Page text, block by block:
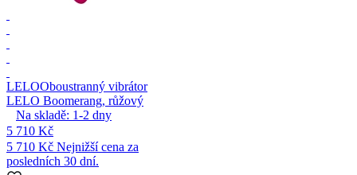
LELOOboustranný vibrátor
LELO Boomerang, růžový
Na skladě: 1-2 dny
5 710 Kč
5 710 Kč Nejnižší cena za
posledních 30 dní.